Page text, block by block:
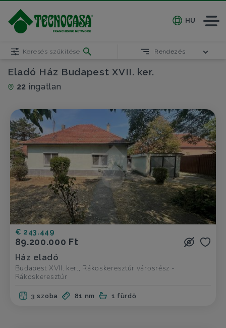
HU
Eladó Ház Budapest XVII. ker.
22 ingatlan
Keresés szűkítése Rendezés
€ 243.449
89.200.000 Ft
Ház eladó
Budapest XVII. ker., Rákoskeresztúr városrész -
Rákoskeresztúr
3 szoba 81 nm 1 fürdő